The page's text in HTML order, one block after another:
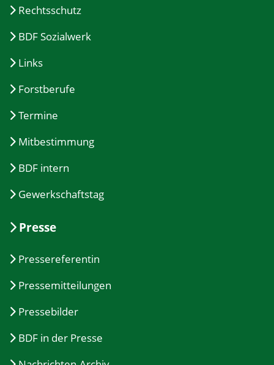
Rechtsschutz
BDF Sozialwerk
Links
Forstberufe
Termine
Mitbestimmung
BDF intern
Gewerkschaftstag
Presse
Pressereferentin
Pressemitteilungen
Pressebilder
BDF in der Presse